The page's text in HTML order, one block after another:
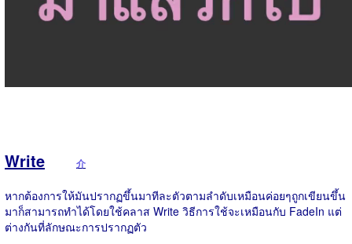
Write 介
หากต้องการให้มันปรากฏขึ้นมาทีละตัวตามลำดับเหมือนค่อยๆถูกเขียนขึ้น
มาก็สามารถทำได้โดยใช้คลาส Write วิธีการใช้จะเหมือนกับ FadeIn แต่
ต่างกันที่ลักษณะการปรากฏตัว